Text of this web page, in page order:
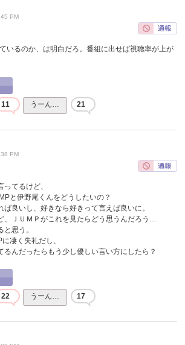
PM
いるのか、は明白だろ。番組に出せば視聴率が上が
11 うーん… 21
PM
てるけど、
と伊野尾くんをどうしたいの？
ば良いし、好きなら好きって言えば良いに。
、ＪＵＭＰがこれを見たらどう思うんだろう…
と思う。
凄く失礼だし、
るんだったらもう少し優しい言い方にしたら？
22 うーん… 17